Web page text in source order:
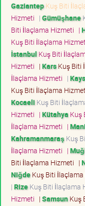
GaziantepKuş Biti
Hizmeti | Gümüşhane
Biti İlaçlama Hizmeti |
Kuş Biti İlaçlama
İstanbul Kuş Biti
Hizmeti | KarsKuş Biti
İlaçlama Hizmeti |
Kuş Biti İlaçlama
Kocaeli Kuş Biti
Hizmeti | Kütahya Kuş
İlaçlama Hizmeti |
Kahramanmaraş Kuş
İlaçlama Hizmeti |
Biti İlaçlama Hizmeti |
NiğdeKuş Biti İlaçlama
| RizeKuş Biti İlaçlama
Hizmeti | SamsunKuş